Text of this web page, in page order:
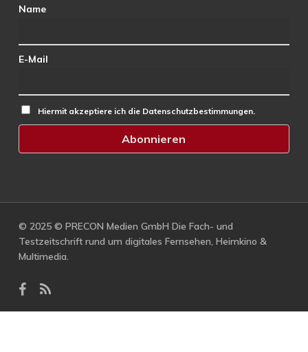
Name
E-Mail
Hiermit akzeptiere ich die Datenschutzbestimmungen.
© 2025 © PRECON Medien GmbH Die Fach- und
Testzeitschrift rund um digitales Fernsehen, Heimkino &
Multimedia.
facebook
RSS